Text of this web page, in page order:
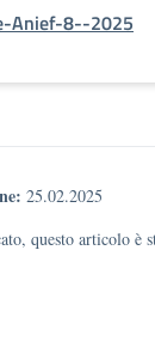
Anief-8--2025
25.02.2025
questo articolo